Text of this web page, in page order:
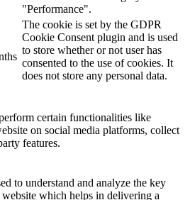
"Performance".
The cookie is set by the GDPR
Cookie Consent plugin and is used
to store whether or not user has
consented to the use of cookies. It
does not store any personal data.
certain functionalities like
on social media platforms, collect
features.
to understand and analyze the key
which helps in delivering a